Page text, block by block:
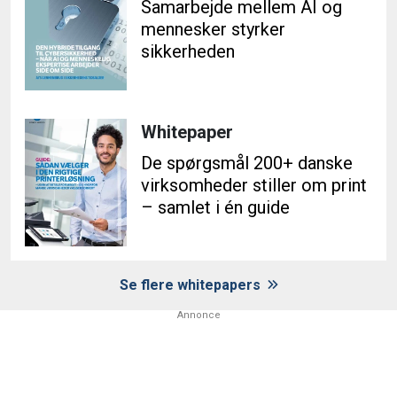
Samarbejde mellem AI og
mennesker styrker
sikkerheden
Whitepaper
De spørgsmål 200+ danske
virksomheder stiller om print
– samlet i én guide
Se flere whitepapers
Annonce